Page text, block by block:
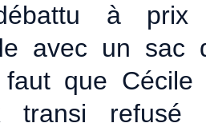
à
avec un sac
que Cécile
transi refusé